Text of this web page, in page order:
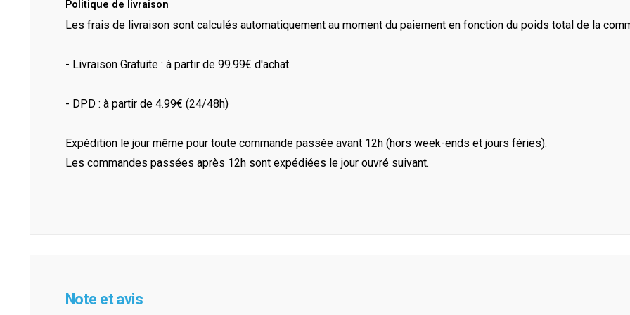
Politique de livraison
Les frais de livraison sont calculés automatiquement au moment du paiement en fonction du poids total de la
- Livraison Gratuite : à partir de 99.99€ d'achat.
- DPD : à partir de 4.99€ (24/48h)
Expédition le jour même pour toute commande passée avant 12h (hors week-ends et jours féries).
Les commandes passées après 12h sont expédiées le jour ouvré suivant.
Note et avis